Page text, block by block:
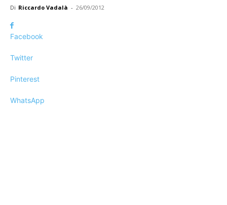
Di Riccardo Vadalà - 26/09/2012
Facebook
Twitter
Pinterest
WhatsApp